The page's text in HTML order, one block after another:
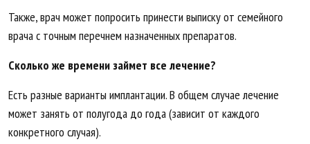
Также, врач может попросить принести выписку от семейного
врача с точным перечнем назначенных препаратов.
Сколько же времени займет все лечение?
Есть разные варианты имплантации. В общем случае лечение
может занять от полугода до года (зависит от каждого
конкретного случая).